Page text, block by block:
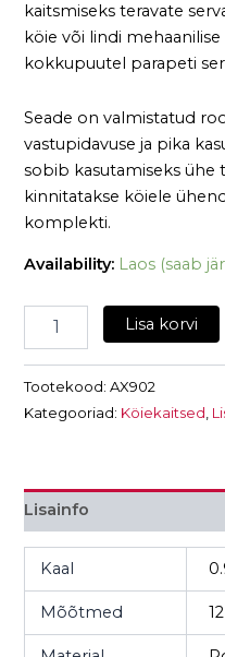
kaitsmiseks teravate
köie või lindi
kokkupuutel parapeti
Seade on valmistatud
vastupidavuse ja pika
sobib kasutamiseks ühe
kinnitatakse köiele
komplekti.
Availability: Laos (saab
Lisa korvi
Tootekood:AX902
Kategooriad: Köiekaitsed
Lisainfo
Kaal
Mõõtmed